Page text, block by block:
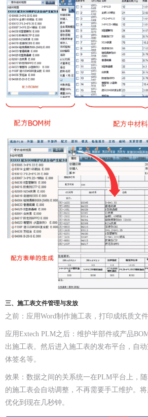
三、施工表文件管理与发放
之前：应用Word制作施工表，打印成纸质文
应用Extech PLM之后：维护半部件或产品
出施工表。然后进入施工表的发布平台，自
体签名等。
效果：数据之间的关系统一在PLM平台上，
的施工表会自动调整，不再需要手工维护。将
优化到现在几秒钟。